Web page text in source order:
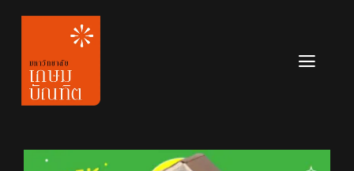
Skip
content
หลักสูตร
ข่าวสาร